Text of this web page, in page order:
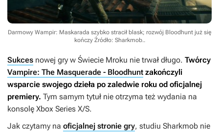
Darmowy Wampir: Maskarada szybko stracił blask; rozwój Bloodhunt już się
kończy Źródło: Sharkmob..
Sukces nowej gry w Świecie Mroku nie trwał długo. Twórcy
Vampire: The Masquerade - Bloodhunt zakończyli
wsparcie swojego dzieła po zaledwie roku od oficjalnej
premiery. Tym samym tytuł nie otrzyma też wydania na
konsolę Xbox Series X/S.
Jak czytamy na oficjalnej stronie gry, studiu Sharkmob nie